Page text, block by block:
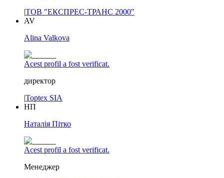
|ТОВ "ЕКСПРЕС-ТРАНС 2000"
AV
Alina Valkova
Acest profil a fost verificat.
директор
|Toptex SIA
НП
Наталія Пітко
Acest profil a fost verificat.
Менеджер